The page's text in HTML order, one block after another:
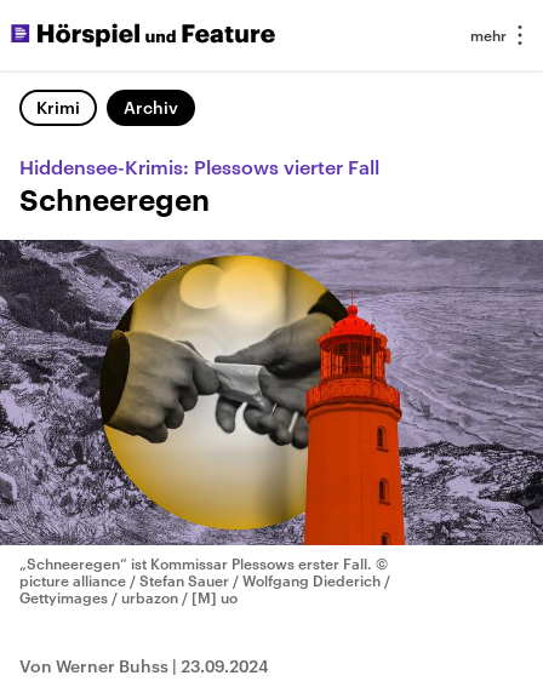
Krimi Archiv
Hiddensee-Krimis: Plessows vierter Fall
Schneeregen
„Schneeregen“ ist Kommissar Plessows erster Fall. ©
picture alliance / Stefan Sauer / Wolfgang Diederich /
Gettyimages / urbazon / [M] uo
Von Werner Buhss | 23.09.2024